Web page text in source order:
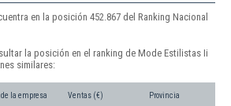
en la posición 452.867 del Ranking Nacional
la posición en el ranking de Mode Estilistas Ii
similares:
de la empresa Ventas (€) Provincia